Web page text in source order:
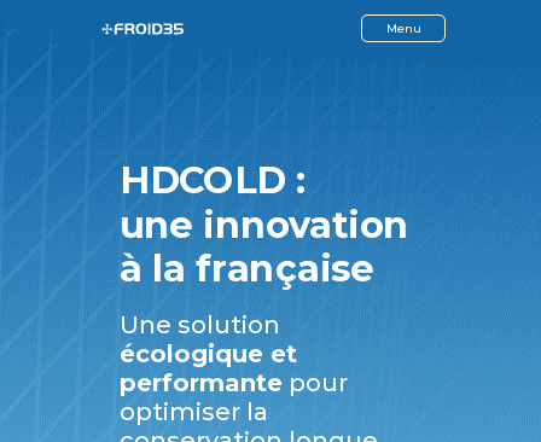
Une solution
écologique et
performante pour
optimiser la
HDCOLD :
une innovation
à la française
Menu